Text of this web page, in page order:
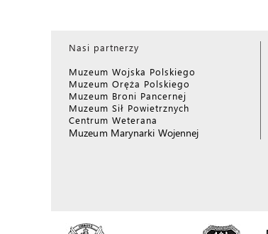
Nasi partnerzy
Muzeum Wojska Polskiego
Muzeum Oręża Polskiego
Muzeum Broni Pancernej
Muzeum Sił Powietrznych
Centrum Weterana
Muzeum Marynarki Wojennej